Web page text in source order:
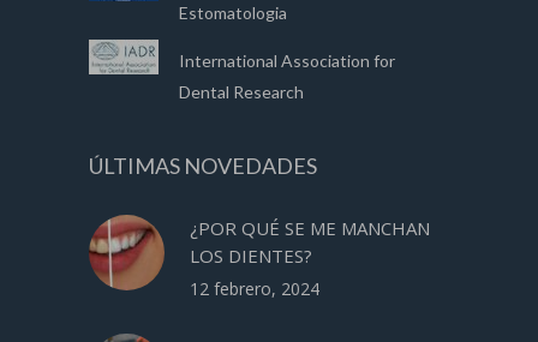
Estomatologia
International Association for
Dental Research
ÚLTIMAS NOVEDADES
¿POR QUÉ SE ME MANCHAN
LOS DIENTES?
12 febrero, 2024